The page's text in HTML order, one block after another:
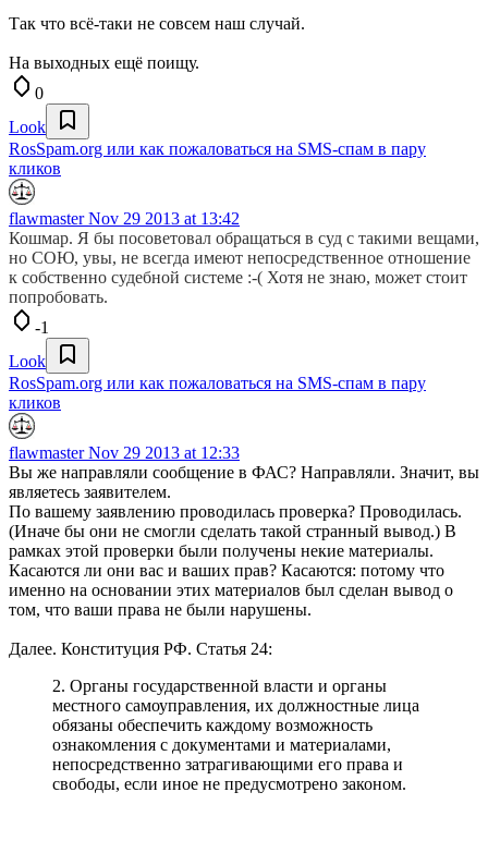
Так что всё-таки не совсем наш случай.
На выходных ещё поищу.
0
Look
RosSpam.org или как пожаловаться на SMS-спам в пару
кликов
flawmasterNov 29 2013 at 13:42
Кошмар. Я бы посоветовал обращаться в суд с такими вещами,
но СОЮ, увы, не всегда имеют непосредственное отношение
к собственно судебной системе :-( Хотя не знаю, может стоит
попробовать.
-1
Look
RosSpam.org или как пожаловаться на SMS-спам в пару
кликов
flawmasterNov 29 2013 at 12:33
Вы же направляли сообщение в ФАС? Направляли. Значит, вы
являетесь заявителем.
По вашему заявлению проводилась проверка? Проводилась.
(Иначе бы они не смогли сделать такой странный вывод.) В
рамках этой проверки были получены некие материалы.
Касаются ли они вас и ваших прав? Касаются: потому что
именно на основании этих материалов был сделан вывод о
том, что ваши права не были нарушены.
Далее. Конституция РФ. Статья 24:
2. Органы государственной власти и органы
местного самоуправления, их должностные лица
обязаны обеспечить каждому возможность
ознакомления с документами и материалами,
непосредственно затрагивающими его права и
свободы, если иное не предусмотрено законом.